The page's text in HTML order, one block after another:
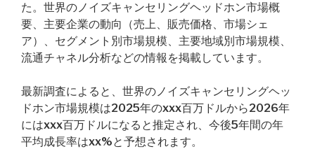
た。世界のノイズキャンセリングヘッドホン市場概
要、主要企業の動向（売上、販売価格、市場シェ
ア）、セグメント別市場規模、主要地域別市場規模、
流通チャネル分析などの情報を掲載しています。
最新調査によると、世界のノイズキャンセリングヘッ
ドホン市場規模は2025年のxxx百万ドルから2026年
にはxxx百万ドルになると推定され、今後5年間の年
平均成長率はxx%と予想されます。